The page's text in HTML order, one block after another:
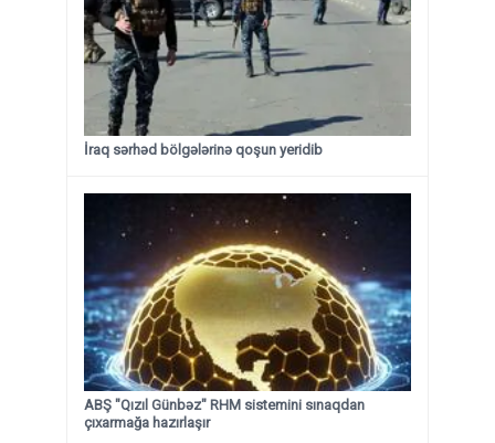
İraq sərhəd bölgələrinə qoşun yeridib
ABŞ "Qızıl Günbəz" RHM sistemini sınaqdan
çıxarmağa hazırlaşır